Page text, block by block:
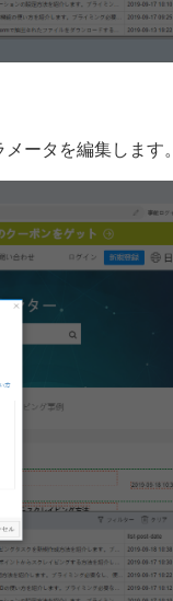
ータを編集します。